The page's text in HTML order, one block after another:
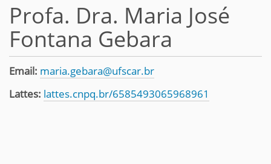
Profa. Dra. Maria José
Fontana Gebara
Email: maria.gebara@ufscar.br
Lattes: lattes.cnpq.br/6585493065968961